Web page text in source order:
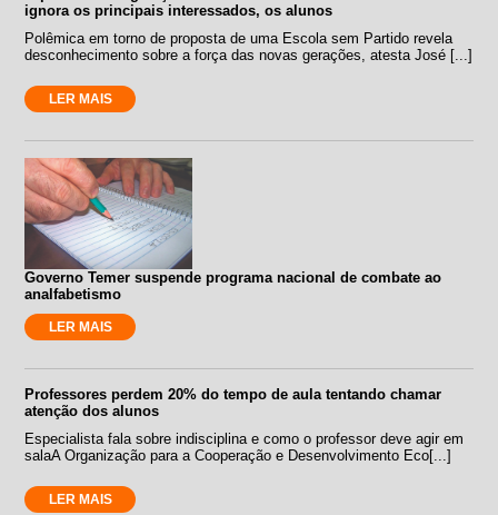
ignora os principais interessados, os alunos
Polêmica em torno de proposta de uma Escola sem Partido revela
desconhecimento sobre a força das novas gerações, atesta José [...]
LER MAIS
Governo Temer suspende programa nacional de combate ao
analfabetismo
LER MAIS
Professores perdem 20% do tempo de aula tentando chamar
atenção dos alunos
Especialista fala sobre indisciplina e como o professor deve agir em
salaA Organização para a Cooperação e Desenvolvimento Eco[...]
LER MAIS